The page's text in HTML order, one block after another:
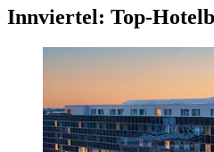
Innviertel: Top-